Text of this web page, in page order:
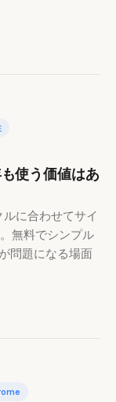
使う価値はあ
に合わせてサイ
無料でシンプル
問題になる場面